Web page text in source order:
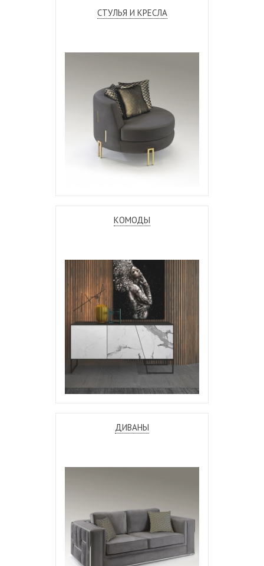
СТУЛЬЯ И КРЕСЛА
КОМОДЫ
ДИВАНЫ